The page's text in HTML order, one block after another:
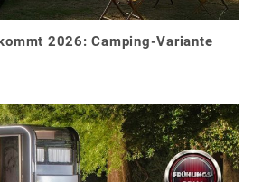
2026: Camping-Variante